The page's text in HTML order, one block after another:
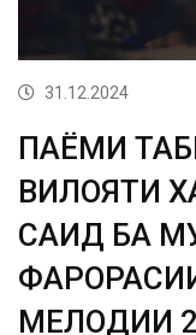
31.12.2024
ПАЁМИ
ВИЛОЯТИ
САИД БА
МЕЛОДИИ